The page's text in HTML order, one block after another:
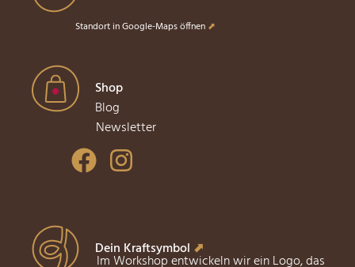
Dein Kraftsymbol ⬈
Im Workshop entwickeln wir ein Logo, das
Shop
Blog
Newsletter
Standort in Google-Maps öffnen ⬈